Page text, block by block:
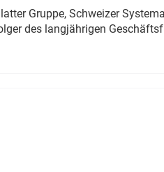
Gruppe, Schweizer
des langjährigen